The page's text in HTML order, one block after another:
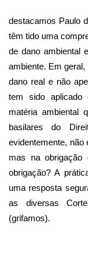
destacamos Paulo
têm tido uma
de dano ambiental
ambiente. Em
dano real e não
tem sido aplicado
matéria ambiental
basilares do
evidentemente, não
mas na
obrigação? A
uma resposta
as diversas
(grifamos).